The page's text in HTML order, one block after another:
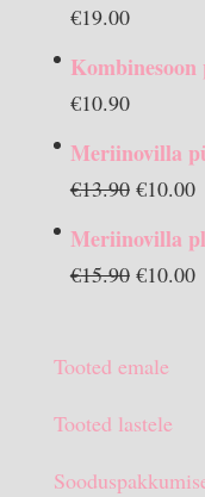
€19.00
€10.90
Meriinovilla
€13.90 Algne
€10.00
Meriinovilla
€15.90 Algne
€15.90.
€10.00
Tooted emale
Tooted lastele